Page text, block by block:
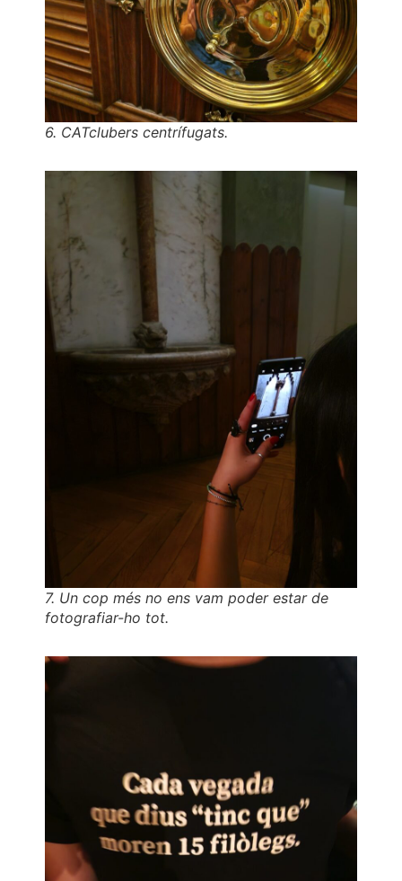
6. CATclubers centrífugats.
7. Un cop més no ens vam poder estar de
fotografiar-ho tot.